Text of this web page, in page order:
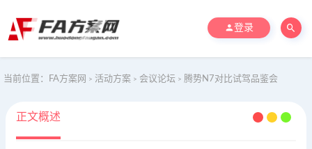
登录
当前位置： FA方案网 > 活动方案 > 会议论坛 > 腾势N7对比试驾品鉴会
正文概述